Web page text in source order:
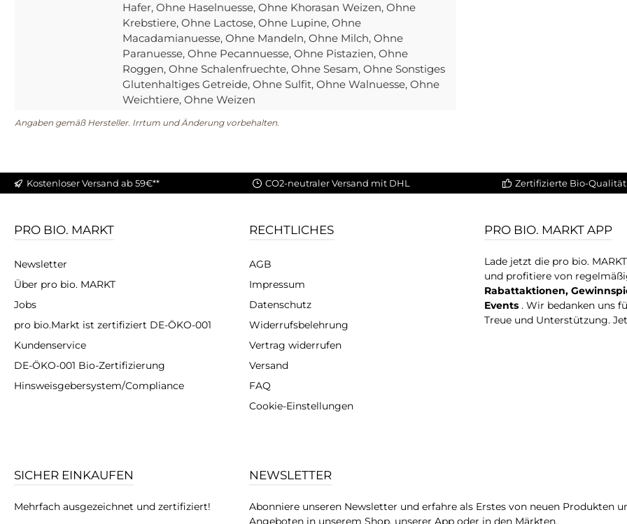
Hafer, Ohne Haselnuesse, Ohne Khorasan Weizen, Ohne
Krebstiere, Ohne Lactose, Ohne Lupine, Ohne
Macadamianuesse, Ohne Mandeln, Ohne Milch, Ohne
Paranuesse, Ohne Pecannuesse, Ohne Pistazien, Ohne
Roggen, Ohne Schalenfruechte, Ohne Sesam, Ohne Sonstiges
Glutenhaltiges Getreide, Ohne Sulfit, Ohne Walnuesse, Ohne
Weichtiere, Ohne Weizen
Angaben gemäß Hersteller. Irrtum und Änderung vorbehalten.
Kostenloser Versand ab 59€** CO2-neutraler Versand mit DHL Zertifizierte Bio-Qualität
PRO BIO. MARKT
Newsletter
Über pro bio. MARKT
Jobs
pro bio.Markt ist zertifiziert DE-ÖKO-001
Kundenservice
DE-ÖKO-001 Bio-Zertifizierung
Hinsweisgebersystem/Compliance
RECHTLICHES
AGB
Impressum
Datenschutz
Widerrufsbelehrung
Vertrag widerrufen
Versand
FAQ
Cookie-Einstellungen
PRO BIO. MARKT APP
Lade jetzt die pro bio.
und profitiere von
Rabattaktionen,
Events . Wir bedanken uns
Treue und Unterstützung.
SICHER EINKAUFEN
Mehrfach ausgezeichnet und zertifiziert!
NEWSLETTER
Abonniere unseren Newsletter und erfahre als Erstes von neuen Produkten
Angeboten in unserem Shop, unserer App oder in den Märkten.